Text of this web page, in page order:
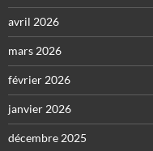
avril 2026
mars 2026
février 2026
janvier 2026
décembre 2025